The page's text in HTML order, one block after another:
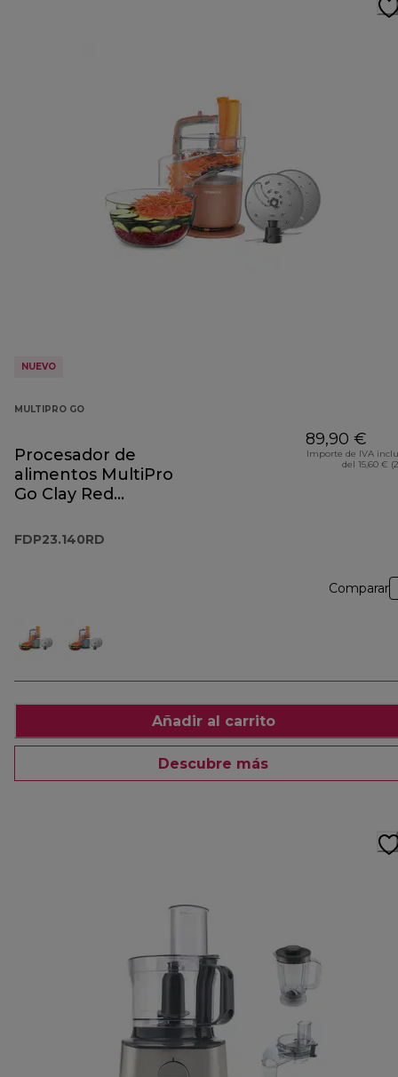
NUEVO
MULTIPRO GO
Procesador de
alimentos MultiPro
Go Clay Red
FDP23.140RD
89,90 €
Importe de IVA
del 15,60 €
Comparar
Añadir al carrito
Descubre más